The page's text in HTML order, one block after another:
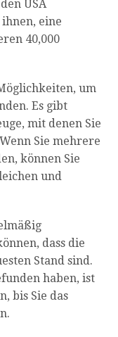
USA
eine
40,000
um
Es gibt
mit denen Sie
Sie mehrere
können Sie
und
dass die
Stand sind.
haben, ist
bis Sie das